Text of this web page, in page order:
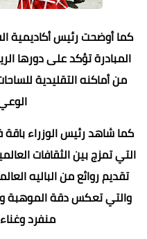
كما أوضحت رئيس أكاديمية
المبادرة تؤكد على دورها
من أماكنه التقليدية
كما شاهد رئيس الوزراء
التي تمزج بين الثقافات
تقديم روائع من الباليه
والتي تعكس دقة الموهبة
منفرد